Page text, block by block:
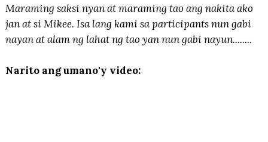
Maraming saksi nyan at maraming tao ang nakita ako
jan at si Mikee. Isa lang kami sa participants nun gabi
nayan at alam ng lahat ng tao yan nun gabi nayun........
Narito ang umano'y video: